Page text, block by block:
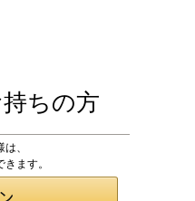
ちの方
、
ます。